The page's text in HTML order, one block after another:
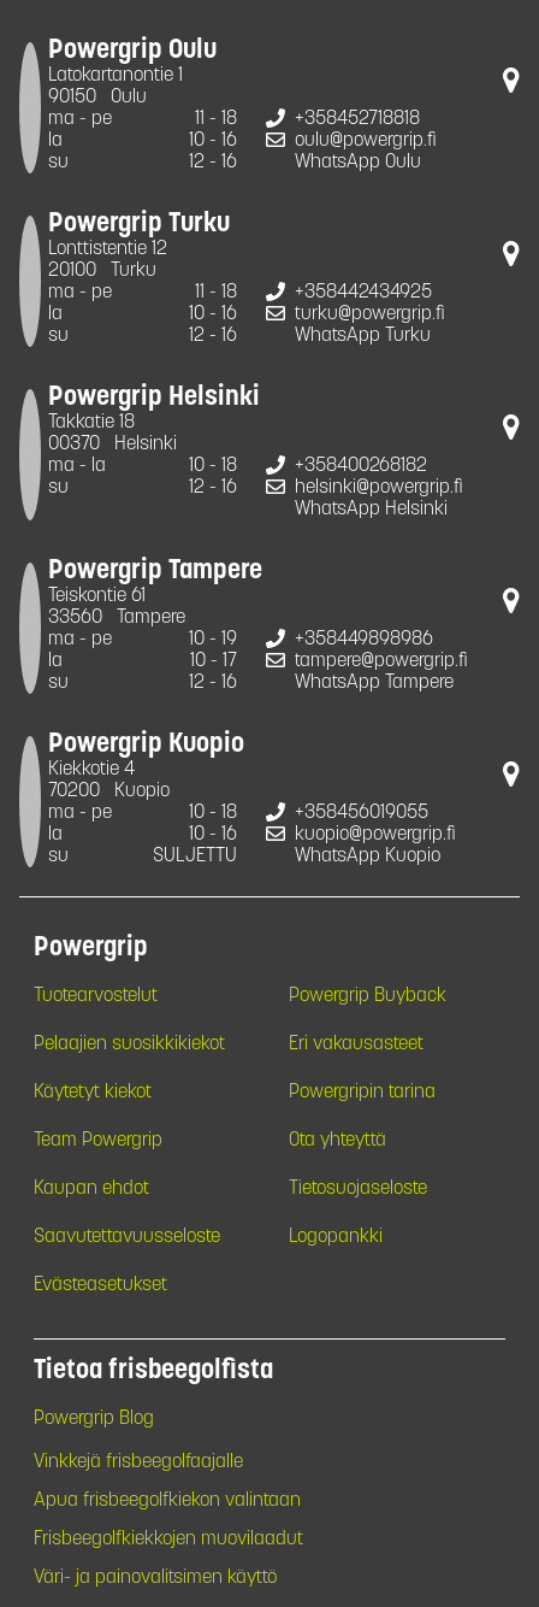
Powergrip Oulu
Latokartanontie 1
90150
Oulu
ma - pe
11 - 18
la
10 - 16
su
12 - 16
+358452718818
oulu@powergrip.fi
WhatsApp Oulu
Powergrip Turku
Lonttistentie 12
20100
Turku
ma - pe
11 - 18
la
10 - 16
su
12 - 16
+358442434925
turku@powergrip.fi
WhatsApp Turku
Powergrip Helsinki
Takkatie 18
00370
Helsinki
ma - la
10 - 18
su
12 - 16
+358400268182
helsinki@powergrip.fi
WhatsApp Helsinki
Powergrip Tampere
Teiskontie 61
33560
Tampere
ma - pe
10 - 19
la
10 - 17
su
12 - 16
+358449898986
tampere@powergrip.fi
WhatsApp Tampere
Powergrip Kuopio
Kiekkotie 4
70200
Kuopio
ma - pe
10 - 18
la
10 - 16
su
SULJETTU
+358456019055
kuopio@powergrip.fi
WhatsApp Kuopio
Powergrip
Tuotearvostelut Powergrip Buyback
Pelaajien suosikkikiekot Eri vakausasteet
Käytetyt kiekot Powergripin tarina
Team Powergrip Ota yhteyttä
Kaupan ehdot Tietosuojaseloste
Saavutettavuusseloste Logopankki
Evästeasetukset
Tietoa frisbeegolfista
Powergrip Blog
Vinkkejä frisbeegolfaajalle
Apua frisbeegolfkiekon valintaan
Frisbeegolfkiekkojen muovilaadut
Väri- ja painovalitsimen käyttö